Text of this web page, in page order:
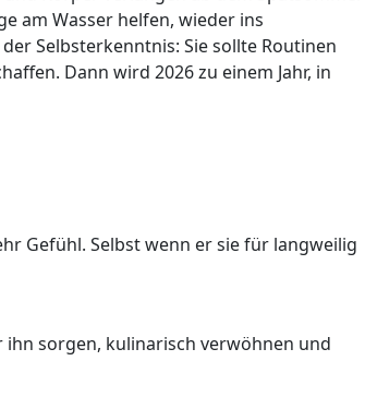
am Wasser helfen, wieder ins
Selbsterkenntnis: Sie sollte Routinen
Dann wird 2026 zu einem Jahr, in
Gefühl. Selbst wenn er sie für langweilig
ihn sorgen, kulinarisch verwöhnen und